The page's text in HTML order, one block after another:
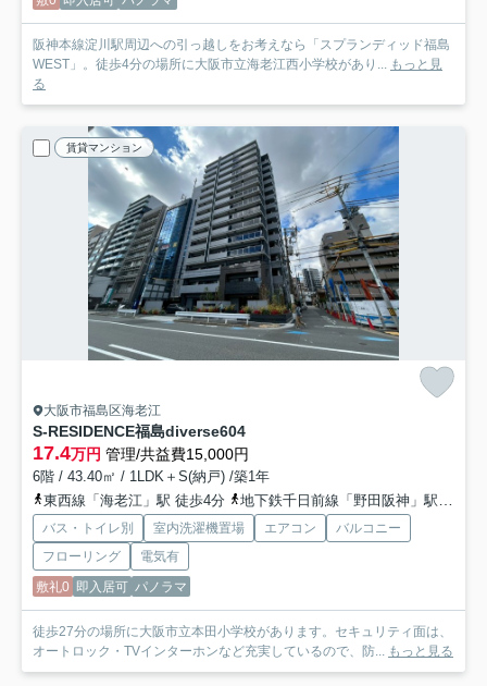
阪神本線淀川駅周辺への引っ越しをお考えなら「スプランディッド福島
WEST」。徒歩4分の場所に大阪市立海老江西小学校があり... もっと見
る
賃貸マンション
大阪市福島区海老江
S-RESIDENCE福島diverse604
17.4万円 管理/共益費15,000円
6階 / 43.40㎡ / 1LDK＋S(納戸) /築1年
東西線「海老江」駅 徒歩4分
地下鉄千日前線「野田阪神」駅 徒歩4分
バス・トイレ別 室内洗濯機置場 エアコン
バルコニー
フローリング
電気有
敷礼0 即入居可 パノラマ
徒歩27分の場所に大阪市立本田小学校があります。セキュリティ面は、
オートロック・TVインターホンなど充実しているので、防... もっと見る